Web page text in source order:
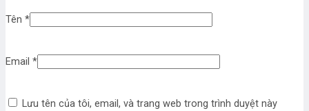
Tên *
Email *
Lưu tên của tôi, email, và trang web trong trình duyệt này